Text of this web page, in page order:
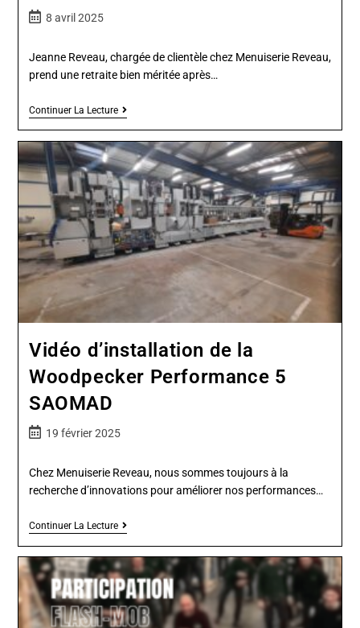
8 avril 2025
Jeanne Reveau, chargée de clientèle chez Menuiserie Reveau,
prend une retraite bien méritée après…
Continuer La Lecture
Vidéo d’installation de la
Woodpecker Performance 5
SAOMAD
19 février 2025
Chez Menuiserie Reveau, nous sommes toujours à la
recherche d’innovations pour améliorer nos performances…
Continuer La Lecture